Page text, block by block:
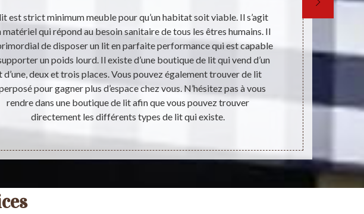
est strict minimum meuble pour qu’un habitat soit viable. Il s’agit
matériel qui répond au besoin sanitaire de tous les êtres humains. Il
de disposer un lit en parfaite performance qui est capable
un poids lourd. Il existe d’une boutique de lit qui vend d’un
d’une, deux et trois places. Vous pouvez également trouver de lit
pour gagner plus d’espace chez vous. N’hésitez pas à vous
rendre dans une boutique de lit afin que vous pouvez trouver
directement les différents types de lit qui existe.
Les
En effet, il
conseils